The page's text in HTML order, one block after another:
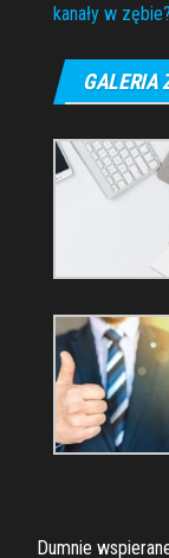
kanały w zębie?
GALERIA
Dumnie